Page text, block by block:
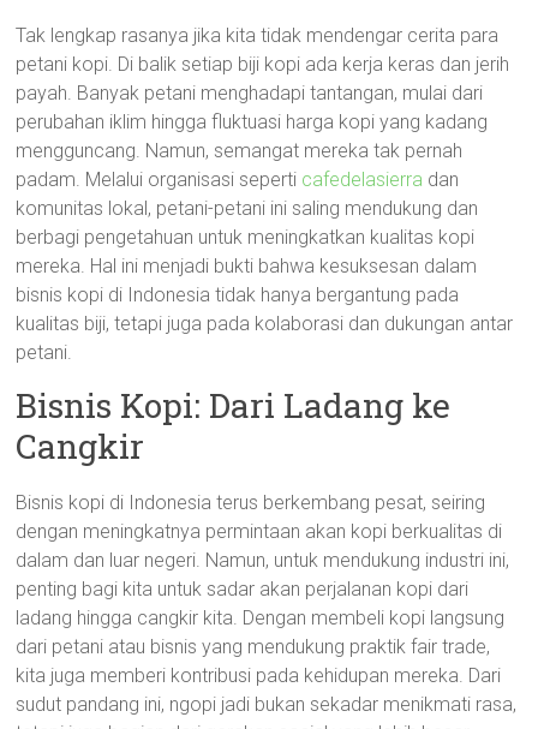
Tak lengkap rasanya jika kita tidak mendengar cerita para
petani kopi. Di balik setiap biji kopi ada kerja keras dan jerih
payah. Banyak petani menghadapi tantangan, mulai dari
perubahan iklim hingga fluktuasi harga kopi yang kadang
mengguncang. Namun, semangat mereka tak pernah
padam. Melalui organisasi seperti cafedelasierra dan
komunitas lokal, petani-petani ini saling mendukung dan
berbagi pengetahuan untuk meningkatkan kualitas kopi
mereka. Hal ini menjadi bukti bahwa kesuksesan dalam
bisnis kopi di Indonesia tidak hanya bergantung pada
kualitas biji, tetapi juga pada kolaborasi dan dukungan antar
petani.
Bisnis Kopi: Dari Ladang ke
Cangkir
Bisnis kopi di Indonesia terus berkembang pesat, seiring
dengan meningkatnya permintaan akan kopi berkualitas di
dalam dan luar negeri. Namun, untuk mendukung industri ini,
penting bagi kita untuk sadar akan perjalanan kopi dari
ladang hingga cangkir kita. Dengan membeli kopi langsung
dari petani atau bisnis yang mendukung praktik fair trade,
kita juga memberi kontribusi pada kehidupan mereka. Dari
sudut pandang ini, ngopi jadi bukan sekadar menikmati rasa,